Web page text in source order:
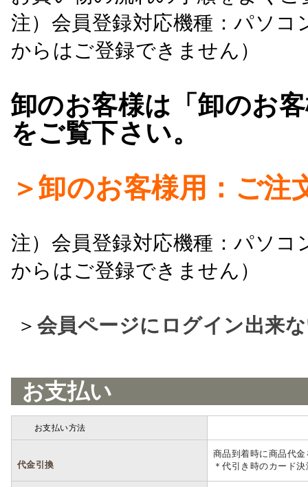
注）会員登録対応機種：パソ
からはご登録できません）
卸のお客様は「卸のお
をご覧下さい。
＞卸のお客様用：ご注
注）会員登録対応機種：パソ
からはご登録できません）
＞ 会員ページにログイン出来
お支払い
お支払い方法
代金引換
商品到着時に商品代
＊代引き時のカード